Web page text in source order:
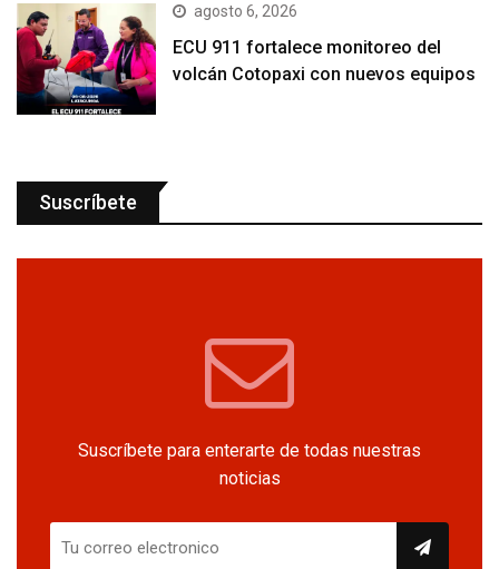
agosto 6, 2026
ECU 911 fortalece monitoreo del
volcán Cotopaxi con nuevos equipos
Suscríbete
Suscríbete para enterarte de todas nuestras
noticias